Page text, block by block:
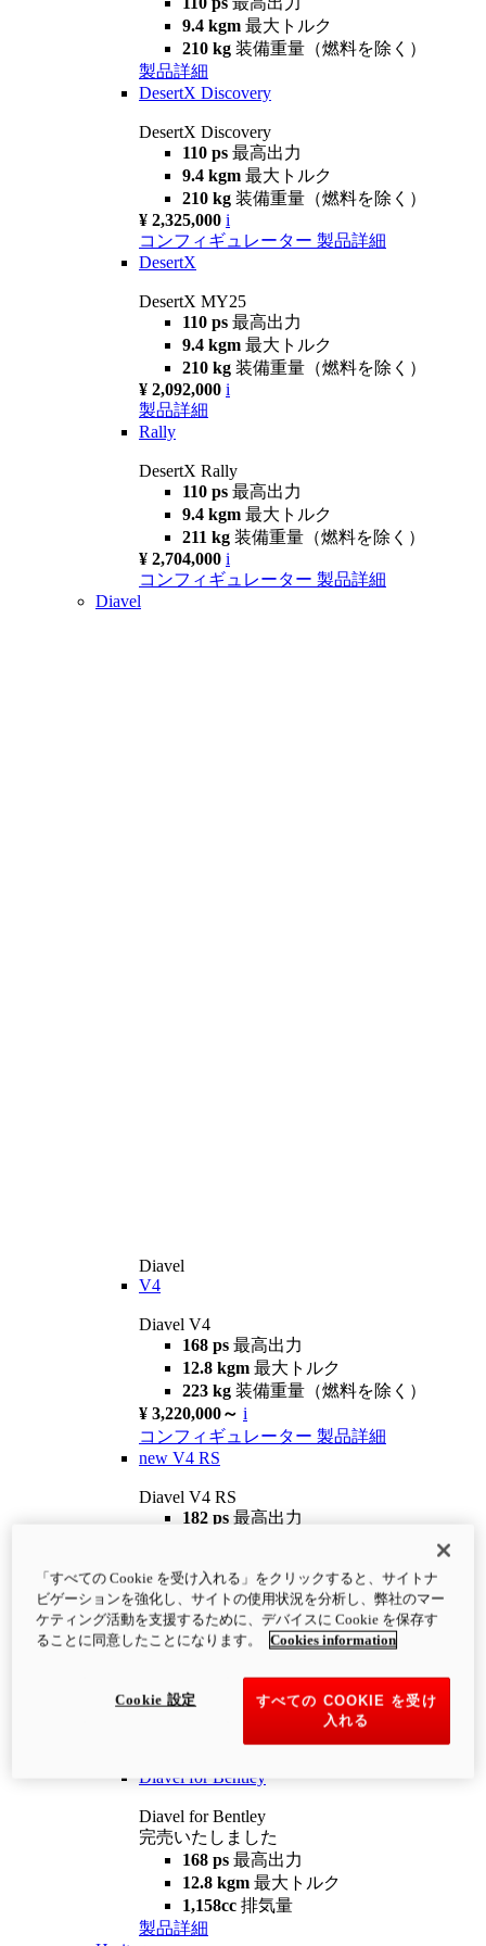
9.4 kgm 最大トルク
210 kg 装備重量（燃料を除く）
製品詳細
DesertX Discovery
DesertX Discovery
110 ps 最高出力
9.4 kgm 最大トルク
210 kg 装備重量（燃料を除く）
¥ 2,325,000 i
コンフィギュレーター 製品詳細
DesertX
DesertX MY25
110 ps 最高出力
9.4 kgm 最大トルク
210 kg 装備重量（燃料を除く）
¥ 2,092,000 i
製品詳細
Rally
DesertX Rally
110 ps 最高出力
9.4 kgm 最大トルク
211 kg 装備重量（燃料を除く）
¥ 2,704,000 i
コンフィギュレーター 製品詳細
Diavel
Diavel
V4
Diavel V4
168 ps 最高出力
12.8 kgm 最大トルク
223 kg 装備重量（燃料を除く）
¥ 3,220,000～ i
コンフィギュレーター 製品詳細
new V4 RS
Diavel V4 RS
182 ps 最高出力
¥4,400,000 i
コンフィギュレーター 製品詳細
newV4 RS 100
12.2 kgm
最大トルク
装備重量（燃料を除く）
Diavel for Bentley
Diavel for Bentley
完売いたしました
168 ps 最高出力
12.8 kgm 最大トルク
1,158cc 排気量
製品詳細
「すべての Cookie を受け入れる」をクリックすると、サイトナ
ビゲーションを強化し、サイトの使用状況を分析し、弊社のマー
ケティング活動を支援するために、デバイスに Cookie を保存す
ることに同意したことになります。
Cookies information
すべての COOKIE を受け
入れる
Cookie 設定